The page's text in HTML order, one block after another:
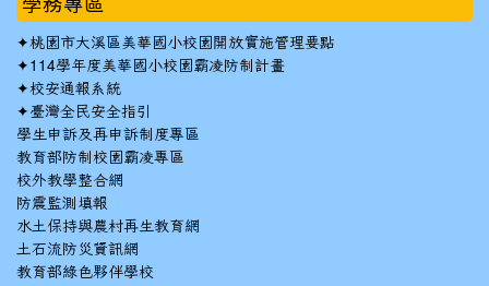
✦桃園市大溪區美華國小校園開放實施管理要點
✦114學年度美華國小校園霸凌防制計畫
✦校安通報系統
✦臺灣全民安全指引
學生申訴及再申訴制度專區
教育部防制校園霸凌專區
校外教學整合網
防震監測填報
水土保持與農村再生教育網
土石流防災資訊網
教育部綠色夥伴學校